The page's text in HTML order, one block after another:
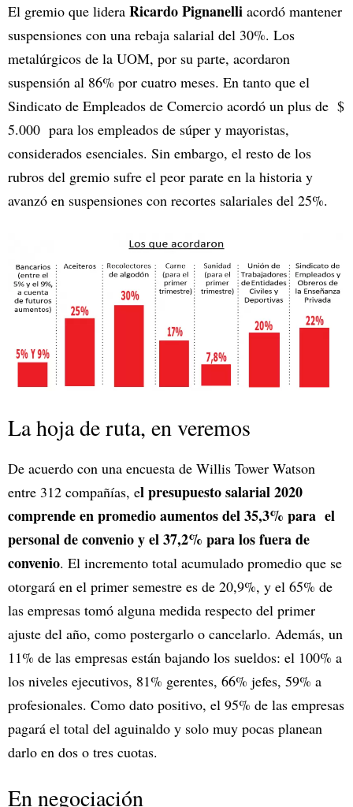
El gremio que lidera Ricardo Pignanelli acordó mantener
suspensiones con una rebaja salarial del 30%. Los
metalúrgicos de la UOM, por su parte, acordaron
suspensión al 86% por cuatro meses. En tanto que el
Sindicato de Empleados de Comercio acordó un plus de $
5.000 para los empleados de súper y mayoristas,
considerados esenciales. Sin embargo, el resto de los
rubros del gremio sufre el peor parate en la historia y
avanzó en suspensiones con recortes salariales del 25%.
La hoja de ruta, en veremos
De acuerdo con una encuesta de Willis Tower Watson
entre 312 compañías, el presupuesto salarial 2020
comprende en promedio aumentos del 35,3% para el
personal de convenio y el 37,2% para los fuera de
convenio. El incremento total acumulado promedio que se
otorgará en el primer semestre es de 20,9%, y el 65% de
las empresas tomó alguna medida respecto del primer
ajuste del año, como postergarlo o cancelarlo. Además, un
11% de las empresas están bajando los sueldos: el 100% a
los niveles ejecutivos, 81% gerentes, 66% jefes, 59% a
profesionales. Como dato positivo, el 95% de las empresas
pagará el total del aguinaldo y solo muy pocas planean
darlo en dos o tres cuotas.
En negociación